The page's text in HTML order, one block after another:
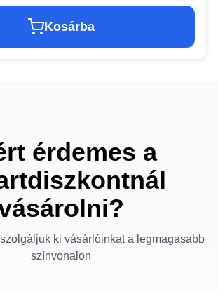
Kosárba
érdemes a
ki vásárlóinkat a legmagasabb
színvonalon